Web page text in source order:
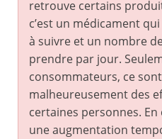
retrouve certains
c’est un médicament
à suivre et un nombre
prendre par jour.
consommateurs, ce
malheureusement des
certaines personnes.
une augmentation